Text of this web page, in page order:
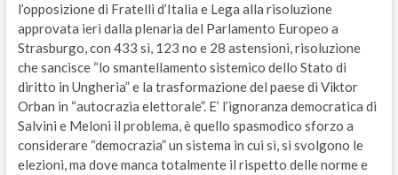
l’opposizione di Fratelli d’Italia e Lega alla risoluzione
approvata ieri dalla plenaria del Parlamento Europeo a
Strasburgo, con 433 sì, 123 no e 28 astensioni, risoluzione
che sancisce “lo smantellamento sistemico dello Stato di
diritto in Ungheria” e la trasformazione del paese di Viktor
Orban in “autocrazia elettorale”. E’ l’ignoranza democratica di
Salvini e Meloni il problema, è quello spasmodico sforzo a
considerare “democrazia” un sistema in cui sì, si svolgono le
elezioni, ma dove manca totalmente il rispetto delle norme e